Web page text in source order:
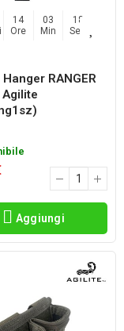
14
Ore
03
Min
17
Sec
Hanger RANGER
Agilite
Aggiungi